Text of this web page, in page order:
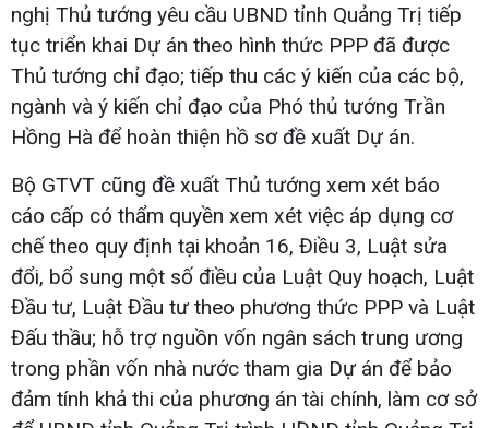
nghị Thủ tướng yêu cầu UBND tỉnh Quảng Trị tiếp
tục triển khai Dự án theo hình thức PPP đã được
Thủ tướng chỉ đạo; tiếp thu các ý kiến của các bộ,
ngành và ý kiến chỉ đạo của Phó thủ tướng Trần
Hồng Hà để hoàn thiện hồ sơ đề xuất Dự án.
Bộ GTVT cũng đề xuất Thủ tướng xem xét báo
cáo cấp có thẩm quyền xem xét việc áp dụng cơ
chế theo quy định tại khoản 16, Điều 3, Luật sửa
đổi, bổ sung một số điều của Luật Quy hoạch, Luật
Đầu tư, Luật Đầu tư theo phương thức PPP và Luật
Đấu thầu; hỗ trợ nguồn vốn ngân sách trung ương
trong phần vốn nhà nước tham gia Dự án để bảo
đảm tính khả thi của phương án tài chính, làm cơ sở